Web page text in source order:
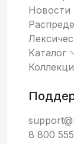
Новости
Каталог
8 800